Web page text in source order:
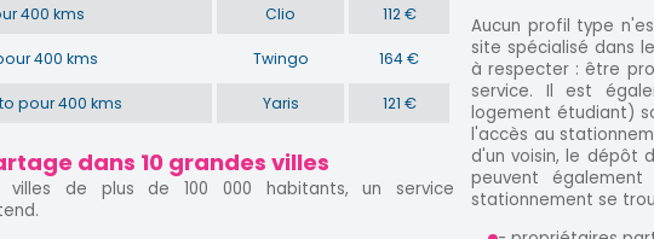
400 kms Clio 112 €
400 kms Twingo 164 €
pour 400 kms Yaris 121 €
dans 10 grandes villes
de plus de 100 000 habitants, un service
Aucun profil type
site spécialisé dans
à respecter : être
service. Il est
logement étudiant)
l'accès au
d'un voisin, le dépôt
peuvent
stationnement se